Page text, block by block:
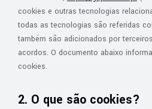
cookies e outras tecnologias
todas as tecnologias são referidas
também são adicionados por
acordos. O documento abaixo
cookies.
2. O que são cookies?